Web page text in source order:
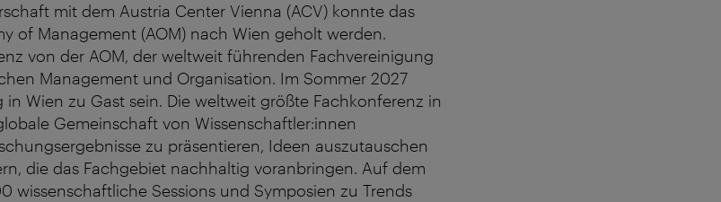
mit dem Austria Center Vienna (ACV) konnte das
of Management (AOM) nach Wien geholt werden.
von der AOM, der weltweit führenden Fachvereinigung
Management und Organisation. Im Sommer 2027
Wien zu Gast sein. Die weltweit größte Fachkonferenz in
Gemeinschaft von Wissenschaftler:innen
zu präsentieren, Ideen auszutauschen
die das Fachgebiet nachhaltig voranbringen. Auf dem
wissenschaftliche Sessions und Symposien zu Trends